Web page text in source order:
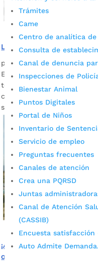
Trámites
Came
Centro de analítica de
Consulta de
Canal de denuncia
Inspecciones de
Bienestar Animal
Puntos Digitales
Portal de Niños
Inventario de
Servicio de empleo
Preguntas frecuentes
Canales de atención
Crea una PQRSD
Juntas
Canal de Atención
(CASSIB)
Encuesta
Auto Admite Demanda.
Los residuos sólidos no
por Alcaldía de
El 30% de la población
tendrá una crisis ambiental
cinco años, ocasionada por
sanitarios, si no se toman
¡Atención! La Corte
que buscan la reapertura